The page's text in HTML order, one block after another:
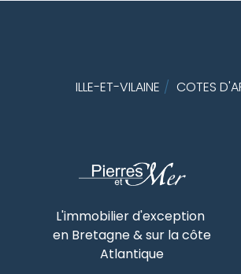
ILLE-ET-VILAINE / COTES
L'immobilier d'exception
en Bretagne & sur la côte
Atlantique